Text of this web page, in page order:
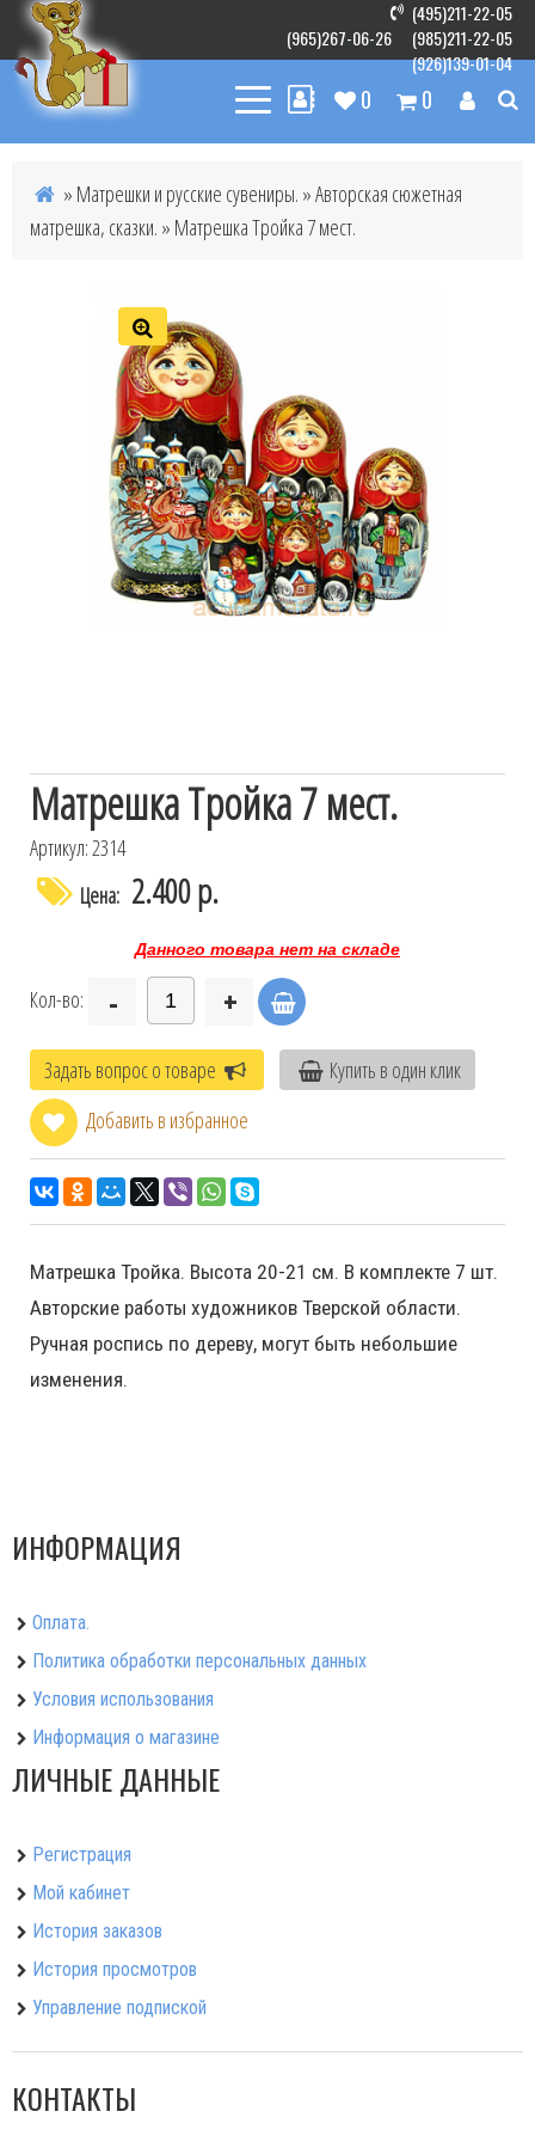
(495)211-22-05
(965)267-06-26
(985)211-22-05
(926)139-01-04
0 0
» Матрешки и русские сувениры. »Авторская сюжетная
матрешка, сказки. » Матрешка Тройка 7 мест.
Матрешка Тройка 7 мест.
Артикул: 2314
Цена: 2.400 р.
Данного товара нет на складе
Кол-во: - +
Задать вопрос о товаре
Купить в один клик
Добавить в избранное
Матрешка Тройка. Высота 20-21 см. В комплекте 7 шт.
Авторские работы художников Тверской области.
Ручная роспись по дереву, могут быть небольшие
изменения.
ИНФОРМАЦИЯ
Оплата.
Политика обработки персональных данных
Условия использования
Информация о магазине
ЛИЧНЫЕ ДАННЫЕ
Регистрация
Мой кабинет
История заказов
История просмотров
Управление подпиской
КОНТАКТЫ